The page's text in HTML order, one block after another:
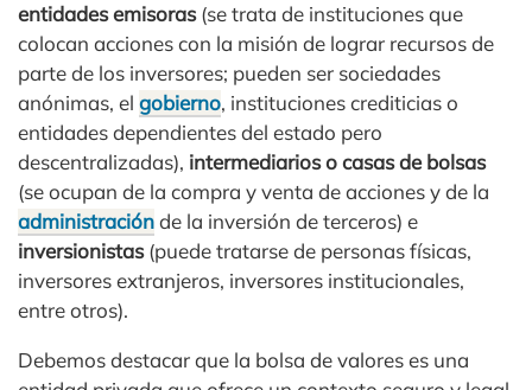
entidades emisoras(se trata de instituciones que
colocan acciones con la misión de lograr recursos de
parte de los inversores; pueden ser sociedades
anónimas, el gobierno, instituciones crediticias o
entidades dependientes del estado pero
descentralizadas), intermediarios o casas de bolsas
(se ocupan de la compra y venta de acciones y de la
administraciónde la inversión de terceros) e
inversionistas(puede tratarse de personas físicas,
inversores extranjeros, inversores institucionales,
entre otros).
Debemos destacar que la bolsa de valores es una